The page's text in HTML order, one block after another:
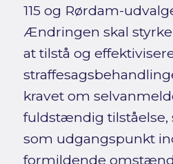
115 og Rørdam-
Ændringen skal
at tilstå og
kravet om
fuldstændig tilståelse,
som udgangspunkt
formildende